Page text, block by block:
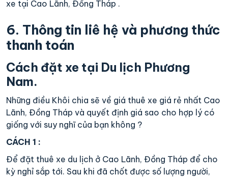
xe tại Cao Lãnh, Đồng Tháp .
6. Thông tin liê hệ và phương thức
thanh toán
Cách đặt xe tại Du lịch Phương
Nam.
Những điều Khôi chia sẽ về giá thuê xe giá rẻ nhất Cao
Lãnh, Đồng Tháp và quyết định giá sao cho hợp lý có
giống với suy nghĩ của bạn không ?
CÁCH 1 :
Để đặt thuê xe du lịch ở Cao Lãnh, Đồng Tháp để cho
kỳ nghỉ sắp tới. Sau khi đã chốt được số lượng người,